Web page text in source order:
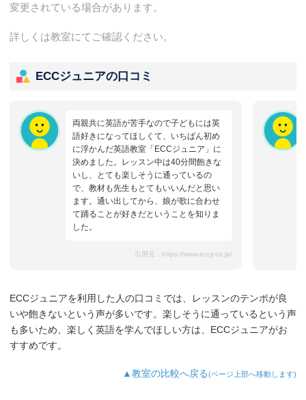
変更されている場合があります。
詳しくは教室にてご確認ください。
ECCジュニアの口コミ
両親共に英語が苦手なので子どもには英
語好きになってほしくて、いちばん初め
に浮かんだ英語教室「ECCジュニア」に
決めました。レッスン中は40分間飽きな
いし、とても楽しそうに通っているの
で、教材も先生もとてもいいんだと思い
ます。通い出してから、娘が歌に合わせ
て踊ることが好きだということを知りま
した。
引用元： https://www.eccjr.co.jp/
ECCジュニアを利用した人の口コミでは、レッスンのテンポが良
いや飽きないという声が多いです。楽しそうに通っているという声
も多いため、楽しく英語を学んでほしい方は、ECCジュニアがお
すすめです。
▲教室の比較へ戻る(ページ上部へ移動します)